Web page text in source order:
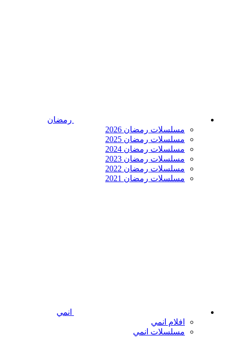
رمضان
مسلسلات رمضان 2026
مسلسلات رمضان 2025
مسلسلات رمضان 2024
مسلسلات رمضان 2023
مسلسلات رمضان 2022
مسلسلات رمضان 2021
انمي
افلام انمي
مسلسلات انمي